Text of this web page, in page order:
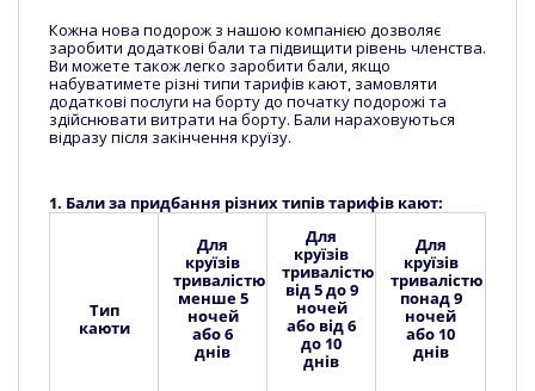
Кожна нова подорож з нашою компанією дозволяє
заробити додаткові бали та підвищити рівень членства.
Ви можете також легко заробити бали, якщо
набуватимете різні типи тарифів кают, замовляти
додаткові послуги на борту до початку подорожі та
здійснювати витрати на борту. Бали нараховуються
відразу після закінчення круїзу.
1. Бали за придбання різних типів тарифів кают:
Тип
каюти
Для
круїзів
тривалістю
менше 5
ночей
або 6
днів
Для
круїзів
тривалістю
від 5 до 9
ночей
або від 6
до 10
днів
Для
круїзів
тривалістю
понад 9
ночей
або 10
днів